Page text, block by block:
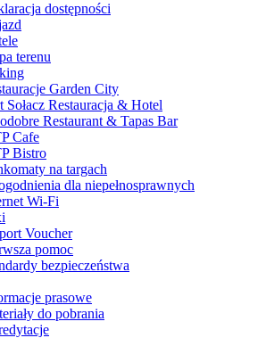
dostępności
terenu
Garden City
Sołacz Restauracja & Hotel
Restaurant & Tapas Bar
Cafe
Bistro
na targach
dla niepełnosprawnych
Wi-Fi
Voucher
pomoc
bezpieczeństwa
prasowe
do pobrania